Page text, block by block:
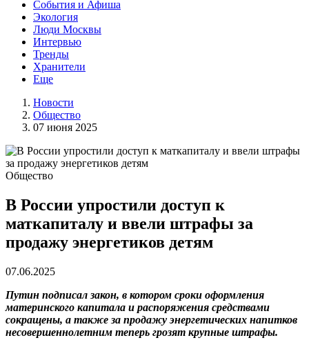
События и Афиша
Экология
Люди Москвы
Интервью
Тренды
Хранители
Еще
Новости
Общество
07 июня 2025
Общество
В России упростили доступ к
маткапиталу и ввели штрафы за
продажу энергетиков детям
07.06.2025
Путин подписал закон, в котором сроки оформления
материнского капитала и распоряжения средствами
сокращены, а также за продажу энергетических напитков
несовершеннолетним теперь грозят крупные штрафы.